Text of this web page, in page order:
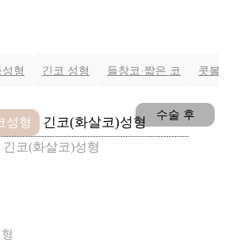
형 긴코 성형 들창코·짧은 코 콧볼
수술 후
성형 긴코(화살코)성형
긴코(화살코)성형